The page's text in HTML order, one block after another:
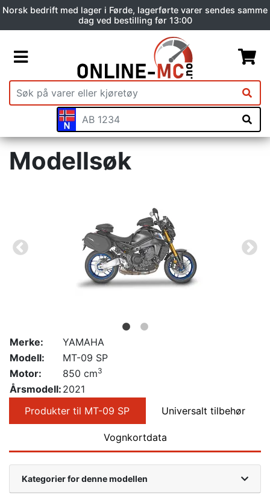
Norsk bedrift med lager i Førde, lagerførte varer sendes samme
dag ved bestilling før 13:00
Modellsøk
Merke:
YAMAHA
Modell:
MT-09 SP
Motor:
850 cm3
Årsmodell: 2021
Produkter til MT-09 SP
Universalt tilbehør
Vognkortdata
Kategorier for denne modellen